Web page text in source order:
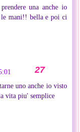
una anche io
le mani!! bella e poi ci
uno anche io visto
vita piu' semplice